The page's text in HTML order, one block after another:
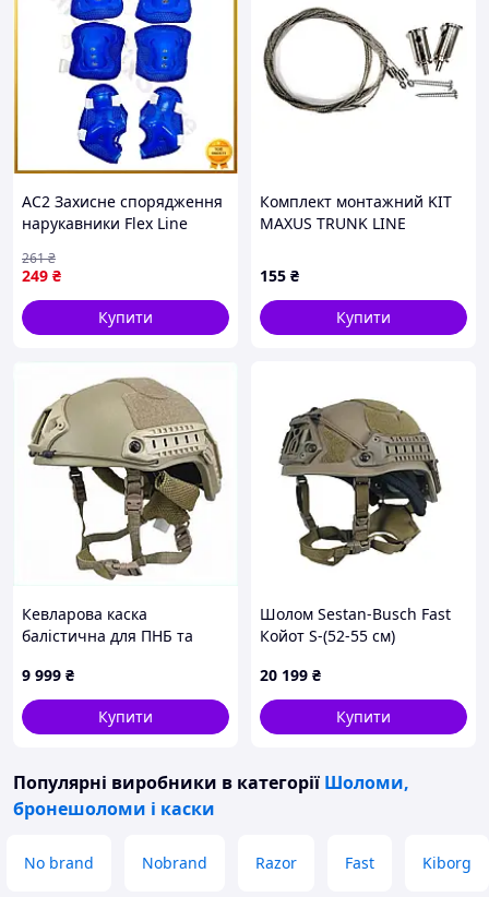
AC2 Захисне спорядження
нарукавники Flex Line
сітці сині для спорту та
активн DE
249 ₴
261₴
Купити
Комплект монтажний KIT
MAXUS TRUNK LINE
1500MM
155 ₴
Купити
Кевларова каска
балістична для ПНБ та
876491MC2
9 999 ₴
Купити
Шолом Sestan-Busch Fast
Койот S-(52-55 см)
20 199 ₴
Купити
Популярні виробники в категорії Шоломи,
бронешоломи і каски
No brand Nobrand Razor Fast Kiborg